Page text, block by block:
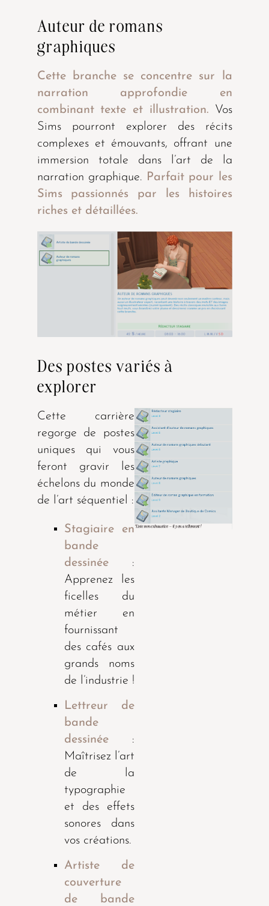
Auteur de romans
graphiques
Cette branche se concentre sur la
narration approfondie en
combinant texte et illustration.Vos
Sims pourront explorer des récits
complexes et émouvants, offrant une
immersion totale dans l’art de la
narration graphique. Parfait pour les
Sims passionnés par les histoires
riches et détaillées.
Des postes variés à
explorer
Cette carrière
regorge de postes
uniques qui vous
feront gravir les
échelons du monde
de l’art séquentiel :
Stagiaire en
bande
dessinée:
Apprenez les
ficelles du
métier en
fournissant
des cafés aux
grands noms
de l’industrie !
Lettreur de
bande
dessinée:
Maîtrisez l’art
de la
typographie
et des effets
sonores dans
vos créations.
Artiste de
couverture
de bande